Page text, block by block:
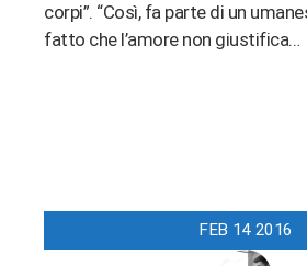
corpi”. “Così, fa parte di un
fatto che l’amore non giustifica…
FEB 14 2016